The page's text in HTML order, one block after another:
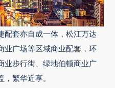
配套亦自成一体，松江万达
业广场等区域商业配套，环
业步行街、绿地伯顿商业广
繁华近享。